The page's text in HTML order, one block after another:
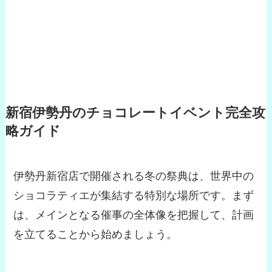
新宿伊勢丹のチョコレートイベント完全攻
略ガイド
伊勢丹新宿店で開催される冬の祭典は、世界中の
ショコラティエが集結する特別な場所です。まず
は、メインとなる催事の全体像を把握して、計画
を立てることから始めましょう。